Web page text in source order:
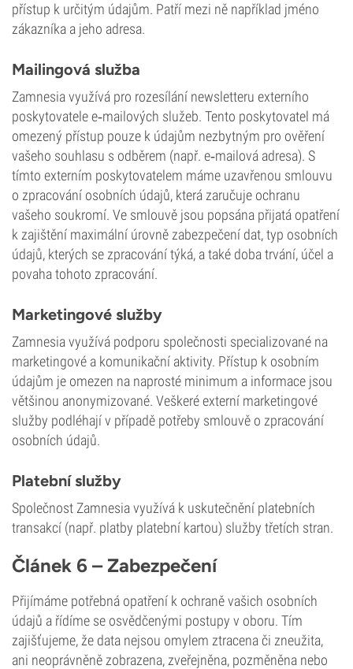
přístup k určitým údajům. Patří mezi ně například jméno
zákazníka a jeho adresa.
Mailingová služba
Zamnesia využívá pro rozesílání newsletteru externího
poskytovatele e‑mailových služeb. Tento poskytovatel má
omezený přístup pouze k údajům nezbytným pro ověření
vašeho souhlasu s odběrem (např. e‑mailová adresa). S
tímto externím poskytovatelem máme uzavřenou smlouvu
o zpracování osobních údajů, která zaručuje ochranu
vašeho soukromí. Ve smlouvě jsou popsána přijatá opatření
k zajištění maximální úrovně zabezpečení dat, typ osobních
údajů, kterých se zpracování týká, a také doba trvání, účel a
povaha tohoto zpracování.
Marketingové služby
Zamnesia využívá podporu společnosti specializované na
marketingové a komunikační aktivity. Přístup k osobním
údajům je omezen na naprosté minimum a informace jsou
většinou anonymizované. Veškeré externí marketingové
služby podléhají v případě potřeby smlouvě o zpracování
osobních údajů.
Platební služby
Společnost Zamnesia využívá k uskutečnění platebních
transakcí (např. platby platební kartou) služby třetích stran.
Článek 6 – Zabezpečení
Přijímáme potřebná opatření k ochraně vašich osobních
údajů a řídíme se osvědčenými postupy v oboru. Tím
zajišťujeme, že data nejsou omylem ztracena či zneužita,
ani neoprávněně zobrazena, zveřejněna, pozměněna nebo